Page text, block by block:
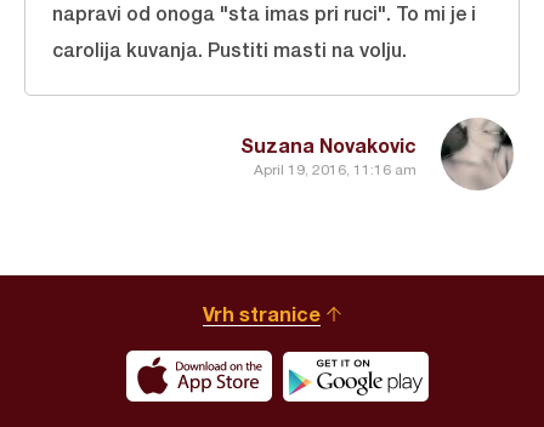
Suzana Novakovic
April 19, 2016, 11:16 am
napravi od onoga "sta imas pri ruci". To mi je i
carolija kuvanja. Pustiti masti na volju.
Vrh stranice